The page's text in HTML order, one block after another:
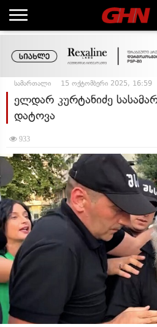
სამართალი 15 ოქტომბერი 2025, 16:59
ელდარ კურტანიძე
დატოვა
933